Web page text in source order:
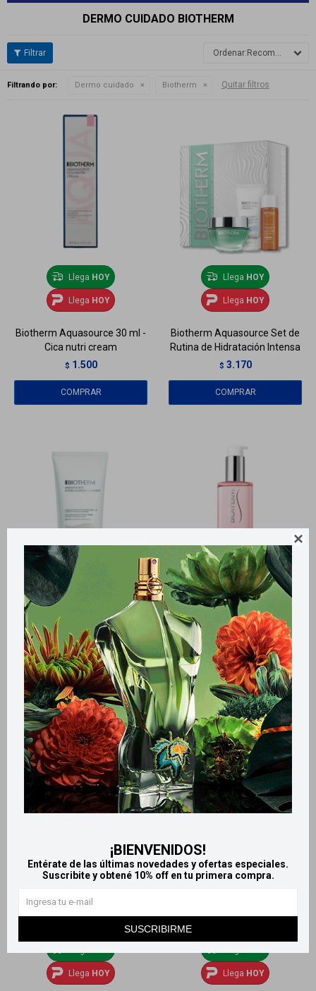

¡BIENVENIDOS!
Entérate de las últimas novedades y ofertas especiales.
Suscribite y obtené 10% off en tu primera compra.
SUSCRIBIRME
DERMO CUIDADO BIOTHERM
Recomendados
Filtrando por: Dermo cuidado Biotherm Quitar filtros
Llega HOY
Llega HOY
Biotherm Aquasource 30 ml -
Cica nutri cream
$ 1.500
Llega HOY
Llega HOY
Biotherm Aquasource Set de
Rutina de Hidratación Intensa
$ 3.170
Llega HOY
Biotherm limpiador
espumoso Aquasource Hydra
barrier cleanser 150 ml
$ 2.470
LlegaHOY
LlegaHOY
Biotherm Biosource loción
hidratante piel seca 200 ml
$ 2.280
Llega HOY Llega HOY